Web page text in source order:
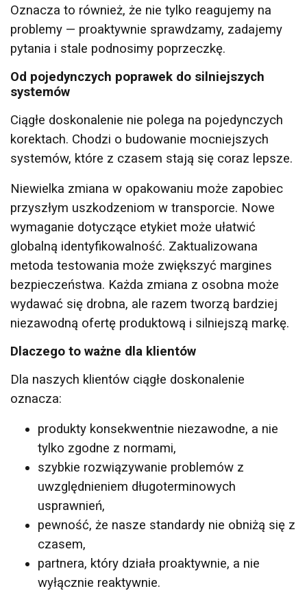
Oznacza to również, że nie tylko reagujemy na
problemy — proaktywnie sprawdzamy, zadajemy
pytania i stale podnosimy poprzeczkę.
Od pojedynczych poprawek do silniejszych
systemów
Ciągłe doskonalenie nie polega na pojedynczych
korektach. Chodzi o budowanie mocniejszych
systemów, które z czasem stają się coraz lepsze.
Niewielka zmiana w opakowaniu może zapobiec
przyszłym uszkodzeniom w transporcie. Nowe
wymaganie dotyczące etykiet może ułatwić
globalną identyfikowalność. Zaktualizowana
metoda testowania może zwiększyć margines
bezpieczeństwa. Każda zmiana z osobna może
wydawać się drobna, ale razem tworzą bardziej
niezawodną ofertę produktową i silniejszą markę.
Dlaczego to ważne dla klientów
Dla naszych klientów ciągłe doskonalenie
oznacza:
produkty konsekwentnie niezawodne, a nie
tylko zgodne z normami,
szybkie rozwiązywanie problemów z
uwzględnieniem długoterminowych
usprawnień,
pewność, że nasze standardy nie obniżą się z
czasem,
partnera, który działa proaktywnie, a nie
wyłącznie reaktywnie.
ENGLISH TRANSLATION
Ta strona używa plików cookie
Używamy plików cookie w celu personalizacji
Udostępniamy również informacje o tym, jak
korzystasz z naszej witryny, naszym partnerom
reklamowym i analitycznym, którzy mogą łączyć
je z innymi informacjami, które im przekazałeś
lub które zebrali w wyniku korzystania przez
Ciebie z ich usług.
Polityka prywatności
Niezbędne Wydajność Targetowanie
Funkcjonalność Niesklasyfikowane
AKCEPTUJ WSZYSTKIE
ODRZUĆ WSZYSTKIE
POKAŻ SZCZEGÓŁY